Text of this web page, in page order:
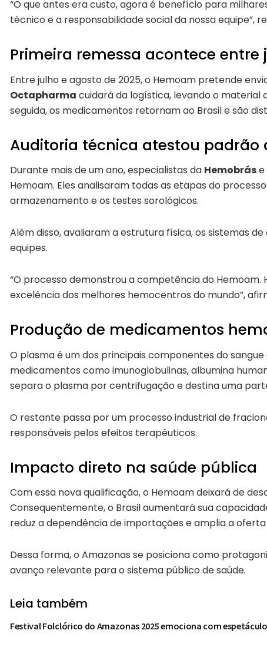
“O que antes era custo, agora é benefício para
técnico e a responsabilidade social da nossa equipe”,
Primeira remessa acontece entre
Entre julho e agosto de 2025, o Hemoam pretende
Octapharma cuidará da logística, levando o material
seguida, os medicamentos retornam ao Brasil e são
Auditoria técnica atestou padrão
Durante mais de um ano, especialistas da Hemobráse
Hemoam. Eles analisaram todas as etapas do
armazenamento e os testes sorológicos.
Além disso, avaliaram a estrutura física, os sistemas
equipes.
“O processo demonstrou a competência do
excelência dos melhores hemocentros do mundo”,
Produção de medicamentos
O plasma é um dos principais componentes do
medicamentos como imunoglobulinas, albumina
separa o plasma por centrifugação e destina uma
O restante passa por um processo industrial de
responsáveis pelos efeitos terapêuticos.
Impacto direto na saúde pública
Com essa nova qualificação, o Hemoam deixará de
Consequentemente, o Brasil aumentará sua
reduz a dependência de importações e amplia a oferta
Dessa forma, o Amazonas se posiciona como
avanço relevante para o sistema público de saúde.
Leia também
Festival Folclórico do Amazonas 2025 emociona com